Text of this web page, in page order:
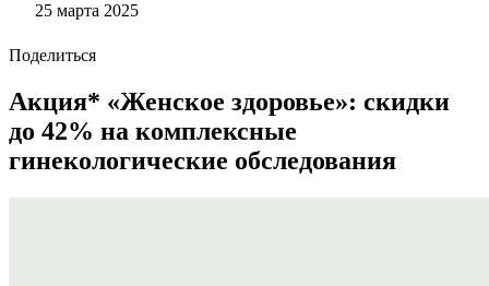
25 марта 2025
Поделиться
Акция* «Женское здоровье»: скидки
до 42% на комплексные
гинекологические обследования